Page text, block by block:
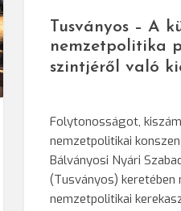
Tusványos – A
nemzetpolitika
szintjéről való
Folytonosságot,
nemzetpolitikai
Bálványosi Nyári
(Tusványos)
nemzetpolitikai